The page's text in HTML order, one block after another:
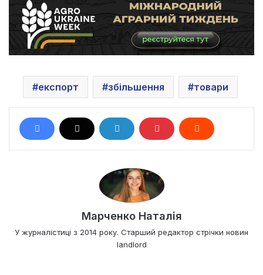
експорт збільшення товари
Марченко Наталія
У журналістиці з 2014 року. Старший редактор стрічки новин
landlord